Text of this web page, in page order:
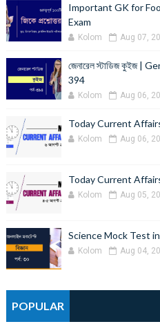
Important GK for
Exam
Kolom Aug 07,
জেনারেল স্টাডিজ কুইজ |
394
Kolom Aug 06,
Today Current
Kolom Aug 06,
Today Current
Kolom Aug 05,
Science Mock Test
Kolom Aug 04,
POPULAR